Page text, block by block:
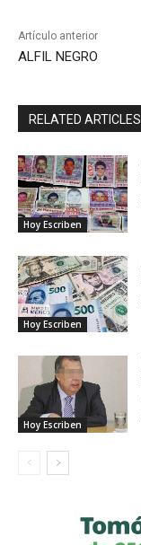
Artículo anterior
ALFIL NEGRO
RELATED ARTICLES
Hoy Escriben
Hoy Escriben
Hoy Escriben